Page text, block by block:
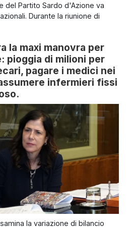
del Partito Sardo d'Azione va
Durante la riunione di
la maxi manovra per
pioggia di milioni per
pagare i medici nei
infermieri fissi
la variazione di bilancio